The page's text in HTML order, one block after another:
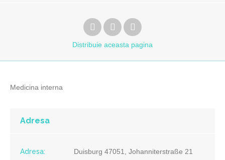
Distribuie aceasta pagina
Medicina interna
Adresa
Adresa:
Duisburg 47051, Johanniterstraße 21